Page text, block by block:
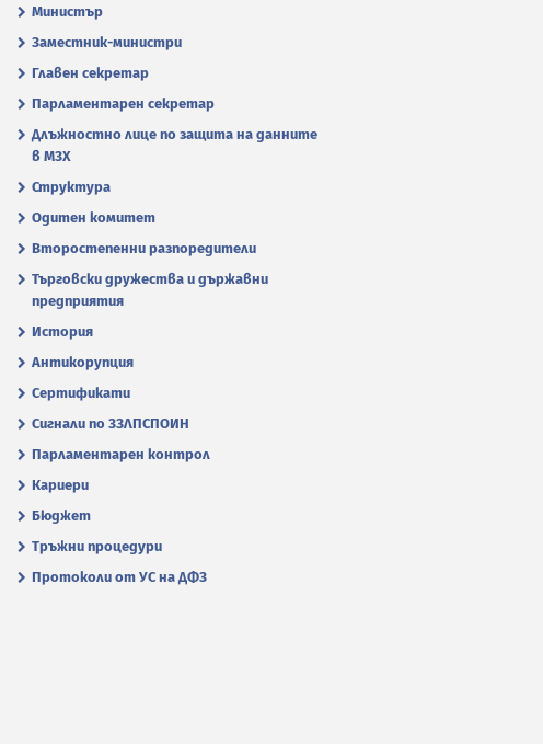
Министър
Заместник-министри
Главен секретар
Парламентарен секретар
Длъжностно лице по защита на данните
в МЗХ
Структура
Одитен комитет
Второстепенни разпоредители
Търговски дружества и държавни
предприятия
История
Антикорупция
Сертификати
Сигнали по ЗЗЛПСПОИН
Парламентарен контрол
Кариери
Бюджет
Тръжни процедури
Протоколи от УС на ДФЗ